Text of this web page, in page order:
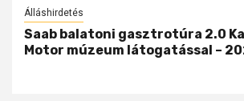
Álláshirdetés
Saab balatoni gasztrotúra 2.0
Motor múzeum látogatással –